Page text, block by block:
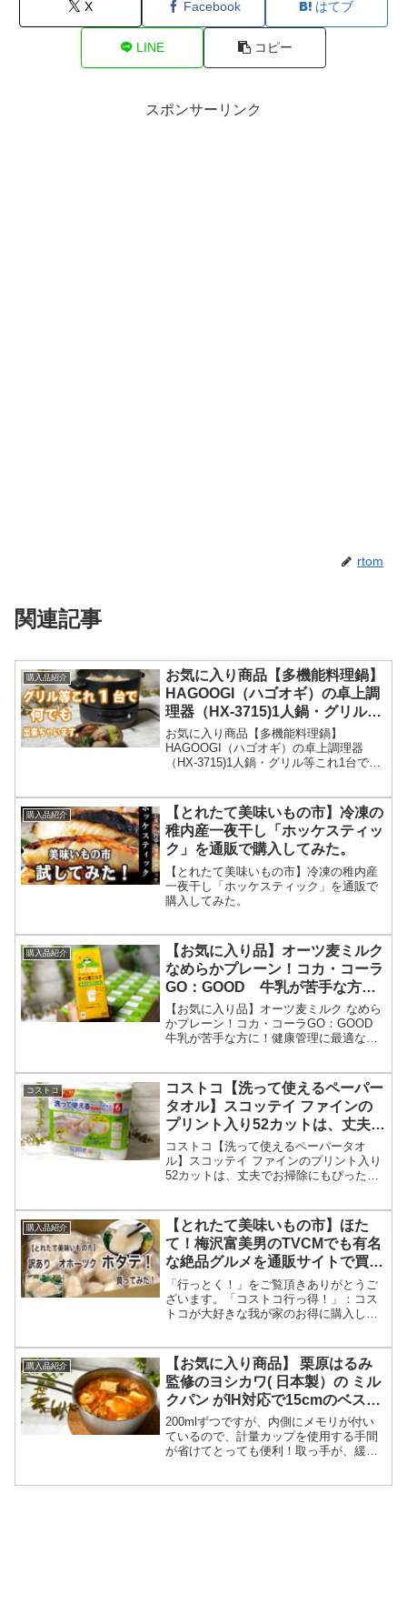
X Facebook はてブ
LINE コピー
スポンサーリンク
rtom
関連記事
購入品紹介
お気に入り商品【多機能料理鍋】
HAGOOGI（ハゴオギ）の卓上調
理器（HX-3715)1人鍋・グリル等
これ1台で何でも出来ちゃいま
す。
お気に入り商品【多機能料理鍋】
HAGOOGI（ハゴオギ）の卓上調理器
（HX-3715)1人鍋・グリル等これ1台で何
購入品紹介
【とれたて美味いもの市】冷凍の
稚内産一夜干し「ホッケスティッ
ク」を通販で購入してみた。
【とれたて美味いもの市】冷凍の稚内産
一夜干し「ホッケスティック」を通販で
購入してみた。
購入品紹介
【お気に入り品】オーツ麦ミルク
なめらかプレーン！コカ・コーラ
GO：GOOD 牛乳が苦手な方
に！健康管理に最適なドリンクで
す。
【お気に入り品】オーツ麦ミルク なめら
かプレーン！コカ・コーラGO：GOOD
牛乳が苦手な方に！健康管理に最適なド
コストコ
コストコ【洗って使えるペーパー
タオル】スコッテイ ファインの
プリント入り52カットは、丈夫で
お掃除にもぴったりです。
コストコ【洗って使えるペーパータオ
ル】スコッテイ ファインのプリント入り
52カットは、丈夫でお掃除にもぴったり
購入品紹介
【とれたて美味いもの市】ほた
て！梅沢富美男のTVCMでも有名
な絶品グルメを通販サイトで買っ
てみた！
「行っとく！」をご覧頂きありがとうご
ざいます。「コストコ行っ得！」：コス
トコが大好きな我が家のお得に購入し
日記的なページです。今回は、「コスト
コ」と「旅」が大好きな我が...
購入品紹介
【お気に入り商品】 栗原はるみ
監修のヨシカワ( 日本製）の ミル
クパン がIH対応で15cmのベスト
サイズです。
200mlずつですが、内側にメモリが付い
ているので、計量カップを使用する手間
が省けてとっても便利！取っ手が、緩や